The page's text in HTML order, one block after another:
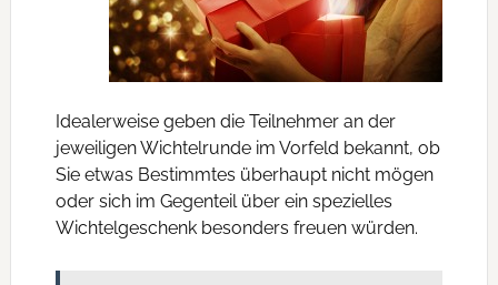
Idealerweise geben die Teilnehmer an der
jeweiligen Wichtelrunde im Vorfeld bekannt, ob
Sie etwas Bestimmtes überhaupt nicht mögen
oder sich im Gegenteil über ein spezielles
Wichtelgeschenk besonders freuen würden.